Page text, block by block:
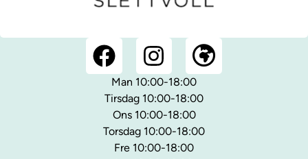
Man 10:00-18:00
Tirsdag 10:00-18:00
Ons 10:00-18:00
Torsdag 10:00-18:00
Fre 10:00-18:00